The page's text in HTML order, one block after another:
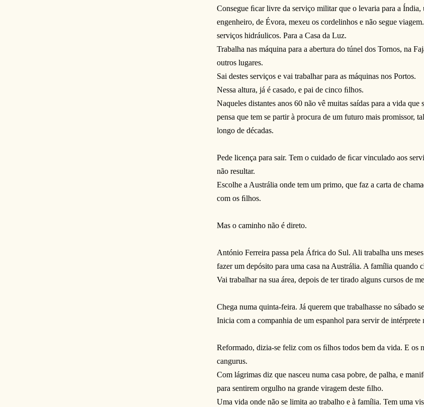
Consegue ﬁcar livre da serviço militar que o levaria para a
engenheiro, de Évora, mexeu os cordelinhos e não segue
serviços hidráulicos. Para a Casa da Luz.
Trabalha nas máquina para a abertura do túnel dos Tornos, na
outros lugares.
Sai destes serviços e vai trabalhar para as máquinas nos Portos.
Nessa altura, já é casado, e pai de cinco ﬁlhos.
Naqueles distantes anos 60 não vê muitas saídas para a vida que
pensa que tem se partir à procura de um futuro mais promissor,
longo de décadas.
Pede licença para sair. Tem o cuidado de ﬁcar vinculado aos
não resultar.
Escolhe a Austrália onde tem um primo, que faz a carta de
com os ﬁlhos.
Mas o caminho não é direto.
António Ferreira passa pela África do Sul. Ali trabalha uns
fazer um depósito para uma casa na Austrália. A família quando
Vai trabalhar na sua área, depois de ter tirado alguns cursos de
Chega numa quinta-feira. Já querem que trabalhasse no sábado
Inicia com a companhia de um espanhol para servir de intérprete
Reformado, dizia-se feliz com os ﬁlhos todos bem da vida. E os
cangurus.
Com lágrimas diz que nasceu numa casa pobre, de palha, e
para sentirem orgulho na grande viragem deste ﬁlho.
Uma vida onde não se limita ao trabalho e à família. Tem uma